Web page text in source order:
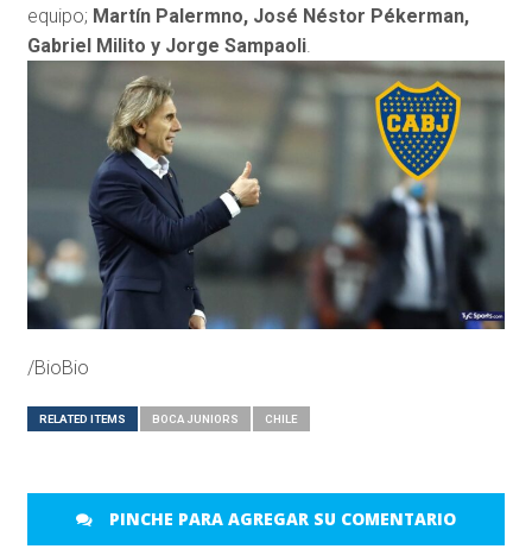
equipo; Martín Palermno, José Néstor Pékerman,
Gabriel Milito y Jorge Sampaoli.
/BioBio
RELATED ITEMS BOCA JUNIORS CHILE
PINCHE PARA AGREGAR SU COMENTARIO